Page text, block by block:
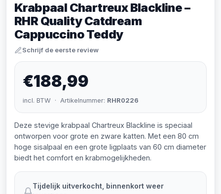
Krabpaal Chartreux Blackline –
RHR Quality Catdream
Cappuccino Teddy
Schrijf de eerste review
€188,99
incl. BTW · Artikelnummer: RHR0226
Deze stevige krabpaal Chartreux Blackline is speciaal
ontworpen voor grote en zware katten. Met een 80 cm
hoge sisalpaal en een grote ligplaats van 60 cm diameter
biedt het comfort en krabmogelijkheden.
Tijdelijk uitverkocht, binnenkort weer